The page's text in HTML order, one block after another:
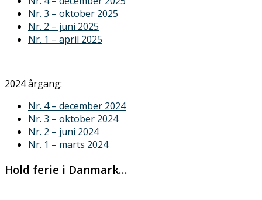
Nr. 3 – oktober 2025
Nr. 2 – juni 2025
Nr. 1 – april 2025
2024 årgang:
Nr. 4 – december 2024
Nr. 3 – oktober 2024
Nr. 2 – juni 2024
Nr. 1 – marts 2024
Hold ferie i Danmark…